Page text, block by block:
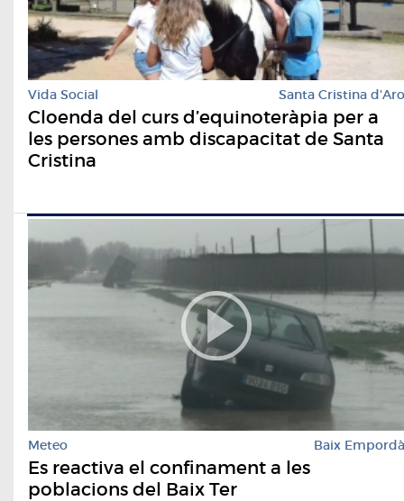
Vida Social Santa Cristina d'Aro
Cloenda del curs d’equinoteràpia per a
les persones amb discapacitat de Santa
Cristina
Meteo Baix Empordà
Es reactiva el confinament a les
poblacions del Baix Ter